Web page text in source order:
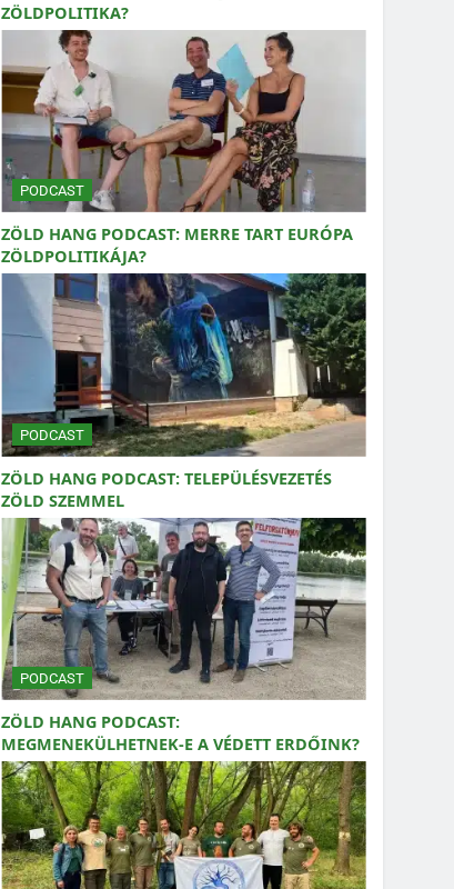
ZÖLDPOLITIKA?
PODCAST
ZÖLD HANG PODCAST: MERRE TART EURÓPA
ZÖLDPOLITIKÁJA?
PODCAST
ZÖLD HANG PODCAST: TELEPÜLÉSVEZETÉS
ZÖLD SZEMMEL
PODCAST
ZÖLD HANG PODCAST:
MEGMENEKÜLHETNEK-E A VÉDETT ERDŐINK?